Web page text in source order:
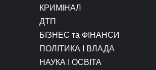
КРИМІНАЛ
ДТП
БІЗНЕС та ФІНАНСИ
ПОЛІТИКА І ВЛАДА
НАУКА І ОСВІТА